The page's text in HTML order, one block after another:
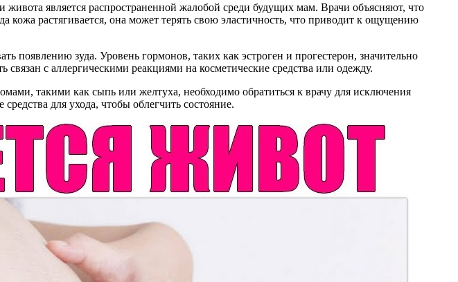
является распространенной жалобой среди будущих мам. Врачи объясняют, что
растягивается, она может терять свою эластичность, что приводит к ощущению
появлению зуда. Уровень гормонов, таких как эстроген и прогестерон, значительно
с аллергическими реакциями на косметические средства или одежду.
такими как сыпь или желтуха, необходимо обратиться к врачу для исключения
для ухода, чтобы облегчить состояние.